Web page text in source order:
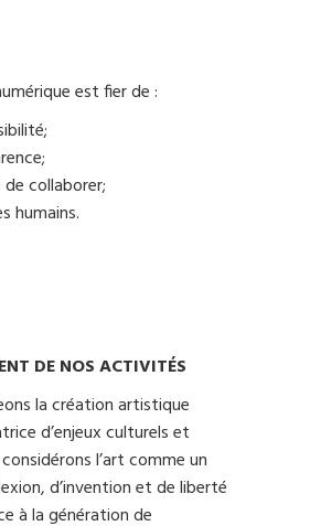
est fier de :
collaborer;
humains.
DE NOS ACTIVITÉS
la création artistique
d’enjeux culturels et
l’art comme un
d’invention et de liberté
à la génération de